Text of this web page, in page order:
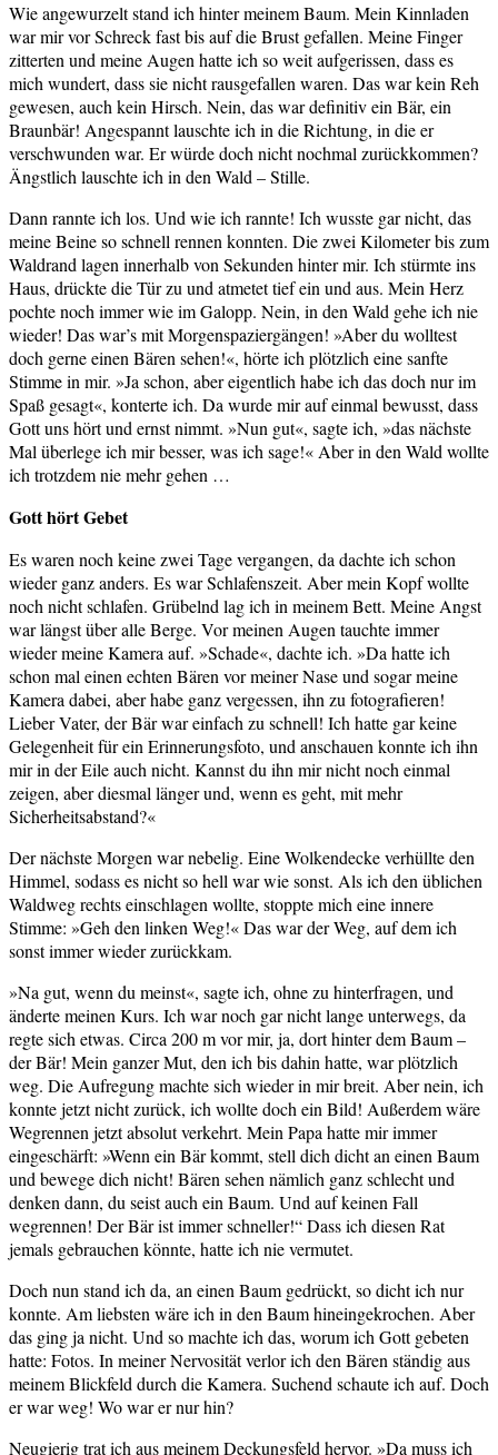
Wie angewurzelt stand ich hinter meinem Baum. Mein Kinnladen
war mir vor Schreck fast bis auf die Brust gefallen. Meine Finger
zitterten und meine Augen hatte ich so weit aufgerissen, dass es
mich wundert, dass sie nicht rausgefallen waren. Das war kein Reh
gewesen, auch kein Hirsch. Nein, das war definitiv ein Bär, ein
Braunbär! Angespannt lauschte ich in die Richtung, in die er
verschwunden war. Er würde doch nicht nochmal zurückkommen?
Ängstlich lauschte ich in den Wald – Stille.
Dann rannte ich los. Und wie ich rannte! Ich wusste gar nicht, das
meine Beine so schnell rennen konnten. Die zwei Kilometer bis zum
Waldrand lagen innerhalb von Sekunden hinter mir. Ich stürmte ins
Haus, drückte die Tür zu und atmetet tief ein und aus. Mein Herz
pochte noch immer wie im Galopp. Nein, in den Wald gehe ich nie
wieder! Das war’s mit Morgenspaziergängen! »Aber du wolltest
doch gerne einen Bären sehen!«, hörte ich plötzlich eine sanfte
Stimme in mir. »Ja schon, aber eigentlich habe ich das doch nur im
Spaß gesagt«, konterte ich. Da wurde mir auf einmal bewusst, dass
Gott uns hört und ernst nimmt. »Nun gut«, sagte ich, »das nächste
Mal überlege ich mir besser, was ich sage!« Aber in den Wald wollte
ich trotzdem nie mehr gehen …
Gott hört Gebet
Es waren noch keine zwei Tage vergangen, da dachte ich schon
wieder ganz anders. Es war Schlafenszeit. Aber mein Kopf wollte
noch nicht schlafen. Grübelnd lag ich in meinem Bett. Meine Angst
war längst über alle Berge. Vor meinen Augen tauchte immer
wieder meine Kamera auf. »Schade«, dachte ich. »Da hatte ich
schon mal einen echten Bären vor meiner Nase und sogar meine
Kamera dabei, aber habe ganz vergessen, ihn zu fotografieren!
Lieber Vater, der Bär war einfach zu schnell! Ich hatte gar keine
Gelegenheit für ein Erinnerungsfoto, und anschauen konnte ich ihn
mir in der Eile auch nicht. Kannst du ihn mir nicht noch einmal
zeigen, aber diesmal länger und, wenn es geht, mit mehr
Sicherheitsabstand?«
Der nächste Morgen war nebelig. Eine Wolkendecke verhüllte den
Himmel, sodass es nicht so hell war wie sonst. Als ich den üblichen
Waldweg rechts einschlagen wollte, stoppte mich eine innere
Stimme: »Geh den linken Weg!« Das war der Weg, auf dem ich
sonst immer wieder zurückkam.
»Na gut, wenn du meinst«, sagte ich, ohne zu hinterfragen, und
änderte meinen Kurs. Ich war noch gar nicht lange unterwegs, da
regte sich etwas. Circa 200 m vor mir, ja, dort hinter dem Baum –
der Bär! Mein ganzer Mut, den ich bis dahin hatte, war plötzlich
weg. Die Aufregung machte sich wieder in mir breit. Aber nein, ich
konnte jetzt nicht zurück, ich wollte doch ein Bild! Außerdem wäre
Wegrennen jetzt absolut verkehrt. Mein Papa hatte mir immer
eingeschärft: »Wenn ein Bär kommt, stell dich dicht an einen Baum
und bewege dich nicht! Bären sehen nämlich ganz schlecht und
denken dann, du seist auch ein Baum. Und auf keinen Fall
wegrennen! Der Bär ist immer schneller!“ Dass ich diesen Rat
jemals gebrauchen könnte, hatte ich nie vermutet.
Doch nun stand ich da, an einen Baum gedrückt, so dicht ich nur
konnte. Am liebsten wäre ich in den Baum hineingekrochen. Aber
das ging ja nicht. Und so machte ich das, worum ich Gott gebeten
hatte: Fotos. In meiner Nervosität verlor ich den Bären ständig aus
meinem Blickfeld durch die Kamera. Suchend schaute ich auf. Doch
er war weg! Wo war er nur hin?
Neugierig trat ich aus meinem Deckungsfeld hervor. »Da muss ich